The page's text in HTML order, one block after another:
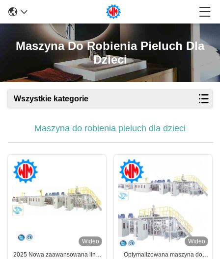
Maszyna Do Robienia Pieluch Dla
Dzieci
Wszystkie kategorie
Maszyna do robienia pieluch dla dzieci
Wideo
2025 Nowa zaawansowana linia
Wideo
Optymalizowana maszyna do